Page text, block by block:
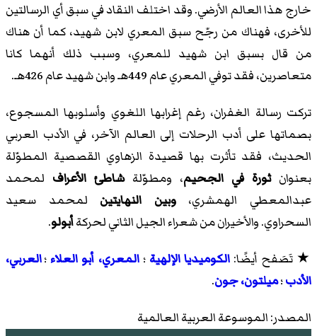
خارج هذا العالم الأرضي. وقد اختلف النقاد في سبق أي الرسالتين
للأخرى، فهناك من رجّح سبق المعري لابن شهيد، كما أن هناك
من قال بسبق ابن شهيد للمعري، وسبب ذلك أنهما كانا
متعاصرين، فقد توفي المعري عام 449هـ وابن شهيد عام 426هـ.
تركت رسالة الغفران، رغم إغرابها اللغوي وأسلوبها المسجوع،
بصماتها على أدب الرحلات إلى العالم الآخر، في الأدب العربي
الحديث، فقد تأثرت بها قصيدة الزهاوي القصصية المطوّلة
بعنوان ثورة في الجحيم، ومطوّلة شاطئ الأعراف لمحمد
عبدالمعطي الهمشري، وبين النهايتين لمحمد سعيد
السحراوي. والأخيران من شعراء الجيل الثاني لحركةأبولو.
★ تَصَفح أيضًا: الكوميديا الإلهية ؛المعري، أبو العلاء ؛العربي،
الأدب؛ميلتون، جون.
المصدر: الموسوعة العربية العالمية